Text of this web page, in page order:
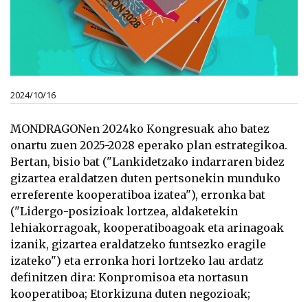
2024/10/16
MONDRAGONen 2024ko Kongresuak aho batez
onartu zuen 2025-2028 eperako plan estrategikoa.
Bertan, bisio bat ("Lankidetzako indarraren bidez
gizartea eraldatzen duten pertsonekin munduko
erreferente kooperatiboa izatea"), erronka bat
("Lidergo-posizioak lortzea, aldaketekin
lehiakorragoak, kooperatiboagoak eta arinagoak
izanik, gizartea eraldatzeko funtsezko eragile
izateko") eta erronka hori lortzeko lau ardatz
definitzen dira: Konpromisoa eta nortasun
kooperatiboa; Etorkizuna duten negozioak;